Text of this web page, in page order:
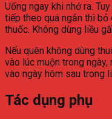
Uống ngay khi nhớ ra.
tiếp theo quá ngắn thì
thuốc. Không dùng liều
Nếu quên không dùng
vào lúc muộn trong
vào ngày hôm sau trong
Tác dụng phụ